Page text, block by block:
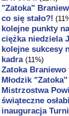
"Zatoka"
co się stało?!
kolejne punkty
ciężka niedziela
kolejne sukcesy
kadra (11%)
Zatoka
Młodzik
Mistrzostwa
świąteczne
inauguracja